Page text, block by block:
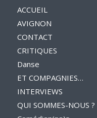
ACCUEIL
AVIGNON
CONTACT
CRITIQUES
Danse
ET COMPAGNIES…
INTERVIEWS
QUI SOMMES-NOUS ?